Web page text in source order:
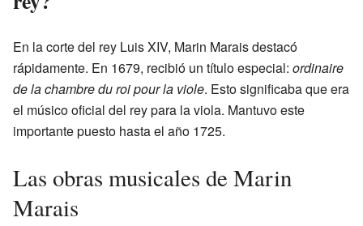
En la corte del rey Luis XIV, Marin Marais destacó
rápidamente. En 1679, recibió un título especial: ordinaire
de la chambre du roi pour la viole. Esto significaba que era
el músico oficial del rey para la viola. Mantuvo este
importante puesto hasta el año 1725.
Las obras musicales de Marin
Marais